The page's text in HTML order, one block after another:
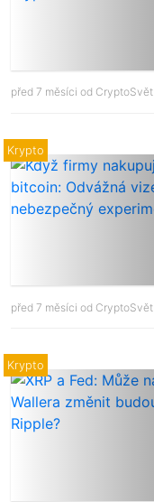
před 7 měsíci od CryptoSvět
Krypto
před 7 měsíci od CryptoSvět
Krypto